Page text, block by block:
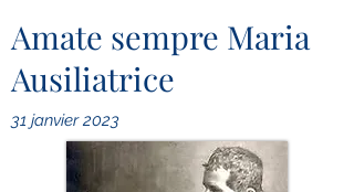
Amate sempre Maria
Ausiliatrice
31 janvier 2023